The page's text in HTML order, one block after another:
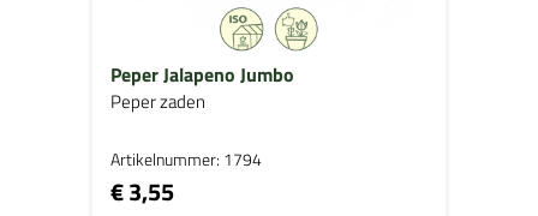
Peper Jalapeno Jumbo
Peper zaden
Artikelnummer: 1794
€ 3,55